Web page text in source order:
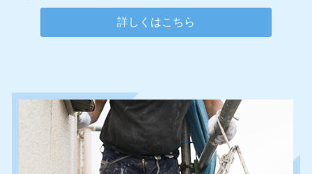
詳しくはこちら